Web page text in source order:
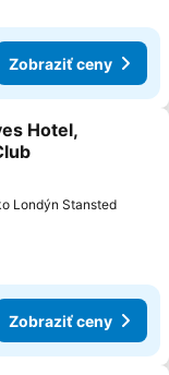
Zobraziť ceny
Hotel,
Londýn Stansted
Zobraziť ceny